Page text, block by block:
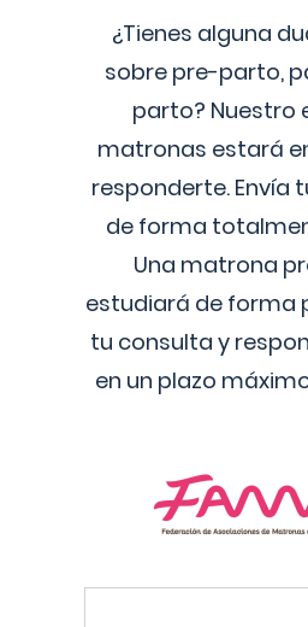
¿Tienes alguna
sobre pre-parto,
parto? Nuestro
matronas estará
responderte. Envía
de forma
Una matrona
estudiará de forma
tu consulta y
en un plazo